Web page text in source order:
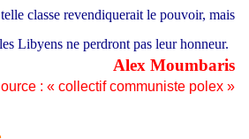
classe revendiquerait le pouvoir, mais
Libyens ne perdront pas leur honneur.
Alex Moumbaris
: « collectif communiste polex »